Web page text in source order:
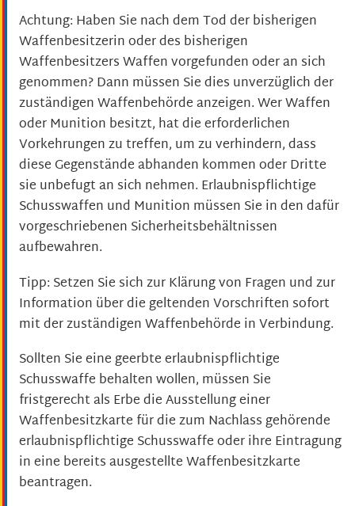
Achtung: Haben Sie nach dem Tod der bisherigen
Waffenbesitzerin oder des bisherigen
Waffenbesitzers Waffen vorgefunden oder an sich
genommen? Dann müssen Sie dies unverzüglich der
zuständigen Waffenbehörde anzeigen.Wer Waffen
oder Munition besitzt, hat die erforderlichen
Vorkehrungen zu treffen, um zu verhindern, dass
diese Gegenstände abhanden kommen oder Dritte
sie unbefugt an sich nehmen. Erlaubnispflichtige
Schusswaffen und Munition müssen Sie in den dafür
vorgeschriebenen Sicherheitsbehältnissen
aufbewahren.
Tipp: Setzen Sie sich zur Klärung von Fragen und zur
Information über die geltenden Vorschriften sofort
mit der zuständigen Waffenbehörde in Verbindung.
Sollten Sie eine geerbte erlaubnispflichtige
Schusswaffe behalten wollen, müssen Sie
fristgerecht als Erbe die Ausstellung einer
Waffenbesitzkarte für die zum Nachlass gehörende
erlaubnispflichtige Schusswaffe oder ihre Eintragung
in eine bereits ausgestellte Waffenbesitzkarte
beantragen.